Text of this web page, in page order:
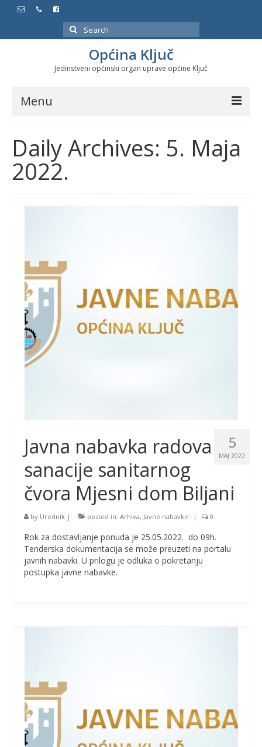
Search
for:
Općina Ključ
Jedinstveni općinski organ uprave općine Ključ
Menu
Službeni glasnici
Javne nabavke
Značajni datumi i manifestacije
Daily Archives: 5. Maja
2022.
5
MAJ 2022
Javna nabavka radova
sanacije sanitarnog
čvora Mjesni dom Biljani
by Urednik | posted in: Arhiva, Javne nabavke | 0
Rok za dostavljanje ponuda je 25.05.2022. do 09h.
Tenderska dokumentacija se može preuzeti na portalu
javnih nabavki. U prilogu je odluka o pokretanju
postupka javne nabavke.